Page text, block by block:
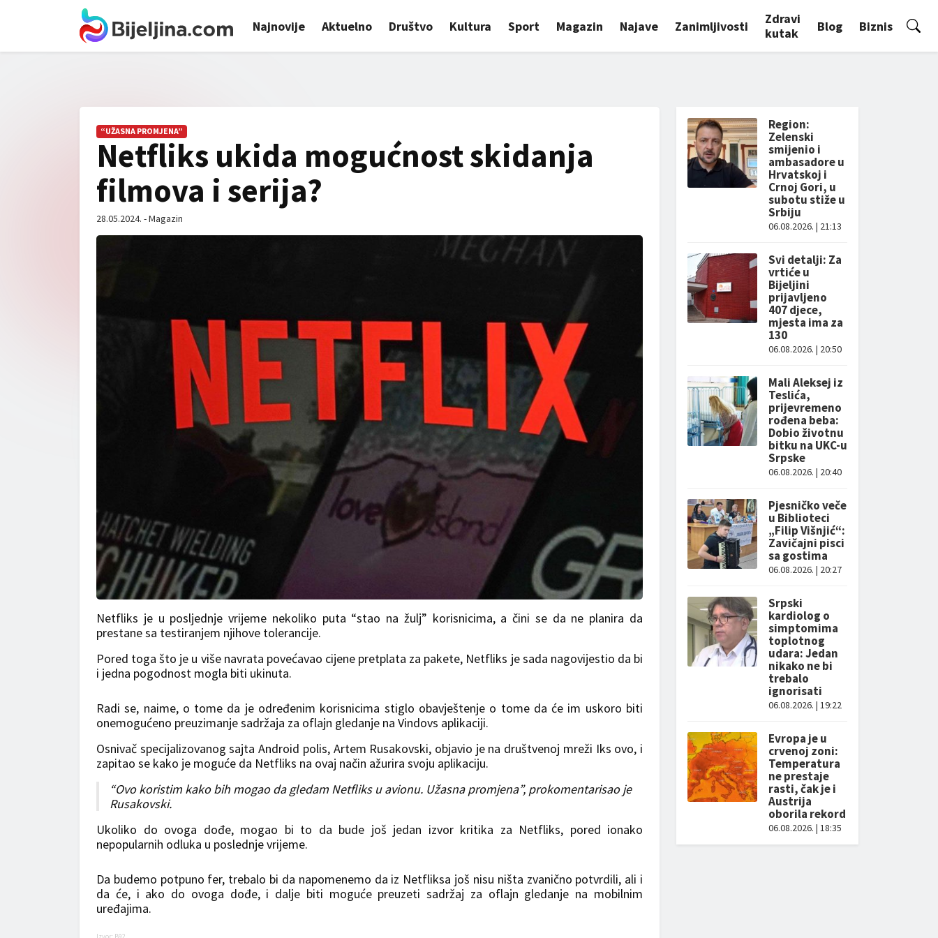
Najnovije Aktuelno Društvo Kultura Sport Magazin Najave Zanimljivosti
Zdravi
kutak
Blog Biznis
“UŽASNA PROMJENA”
Netfliks ukida mogućnost skidanja
filmova i serija?
28.05.2024. - Magazin
Netfliks je u posljednje vrijeme nekoliko puta “stao na žulj” korisnicima, a čini se da ne planira da
prestane sa testiranjem njihove tolerancije.
Pored toga što je u više navrata povećavao cijene pretplata za pakete, Netfliks je sada nagovijestio da bi
i jedna pogodnost mogla biti ukinuta.
Radi se, naime, o tome da je određenim korisnicima stiglo obavještenje o tome da će im uskoro biti
onemogućeno preuzimanje sadržaja za oflajn gledanje na Vindovs aplikaciji.
Osnivač specijalizovanog sajta Android polis, Artem Rusakovski, objavio je na društvenoj mreži Iks ovo, i
zapitao se kako je moguće da Netfliks na ovaj način ažurira svoju aplikaciju.
“Ovo koristim kako bih mogao da gledam Netfliks u avionu. Užasna promjena”, prokomentarisao je
Rusakovski.
Ukoliko do ovoga dođe, mogao bi to da bude još jedan izvor kritika za Netfliks, pored ionako
nepopularnih odluka u poslednje vrijeme.
Da budemo potpuno fer, trebalo bi da napomenemo da iz Netfliksa još nisu ništa zvanično potvrdili, ali i
da će, i ako do ovoga dođe, i dalje biti moguće preuzeti sadržaj za oflajn gledanje na mobilnim
uređajima.
Izvor: B92
Region:
Zelenski
smijenio i
ambasadore u
Hrvatskoj i
Crnoj Gori, u
subotu stiže u
Srbiju
06.08.2026. | 21:13
Svi detalji: Za
vrtiće u
Bijeljini
prijavljeno
407 djece,
mjesta ima za
130
06.08.2026. | 20:50
Mali Aleksej iz
Teslića,
prijevremeno
rođena beba:
Dobio životnu
bitku na UKC-u
Srpske
06.08.2026. | 20:40
Pjesničko veče
u Biblioteci
„Filip Višnjić“:
Zavičajni pisci
sa gostima
06.08.2026. | 20:27
Srpski
kardiolog o
simptomima
toplotnog
udara: Jedan
nikako ne bi
trebalo
ignorisati
06.08.2026. | 19:22
Evropa je u
crvenoj zoni:
Temperatura
ne prestaje
rasti, čak je i
Austrija
oborila rekord
06.08.2026. | 18:35